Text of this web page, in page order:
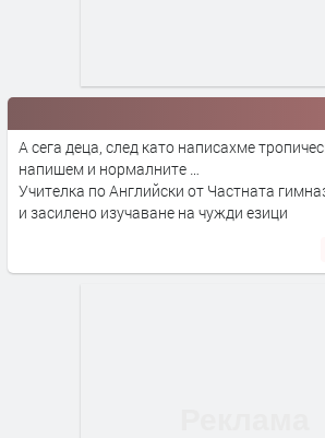
А сега деца, след като написахме
напишем и нормалните …
Учителка по Английски от Частната гимназия по информатика
и засилено изучаване на чужди езици